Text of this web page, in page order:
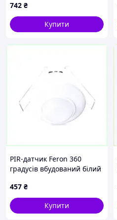
742 ₴
Купити
PIR-датчик Feron 360
градусів вбудований білий
457 ₴
Купити